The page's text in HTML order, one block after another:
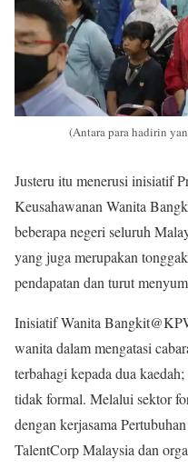
(Antara para hadirin
Justeru itu menerusi inisiatif
Keusahawanan Wanita
beberapa negeri seluruh
yang juga merupakan
pendapatan dan turut
Inisiatif Wanita
wanita dalam mengatasi
terbahagi kepada dua
tidak formal. Melalui sektor
dengan kerjasama
TalentCorp Malaysia dan